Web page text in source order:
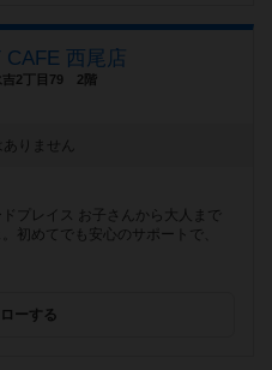
CAFE 西尾店
吉2丁目79 2階
りません
プレイス お子さんから大人まで
初めてでも安心のサポートで、
ーする